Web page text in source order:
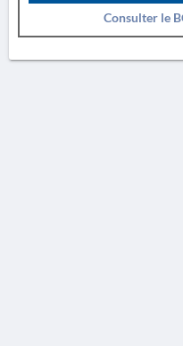
Consulter le